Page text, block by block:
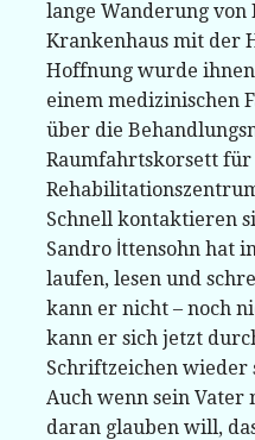
lange Wanderung von
Krankenhaus mit der
Hoffnung wurde
einem medizinischen
über die
Raumfahrtskorsett
Schnell kontaktieren
Sandro İttensohn hat
laufen, lesen und
kann er nicht – noch
kann er sich jetzt
Schriftzeichen
Auch wenn sein Vater
daran glauben will,